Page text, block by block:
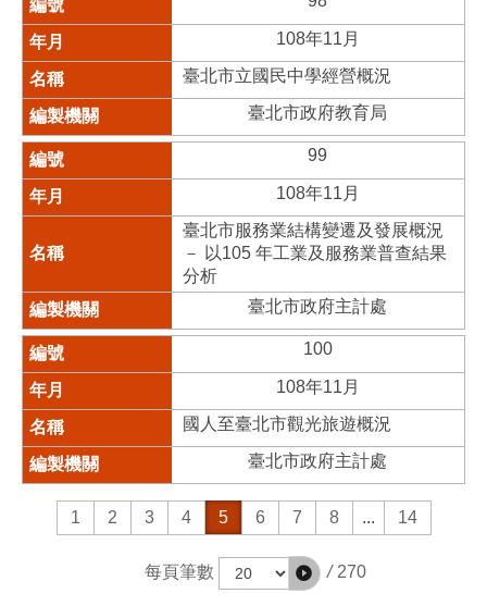
108年11月
臺北市立國民中學經營概況
臺北市政府教育局
99
108年11月
臺北市服務業結構變遷及發展概況
－ 以105 年工業及服務業普查結果
分析
臺北市政府主計處
100
108年11月
國人至臺北市觀光旅遊概況
臺北市政府主計處
1 2 3 4 5 6 7 8 ... 14
每頁筆數 / 270